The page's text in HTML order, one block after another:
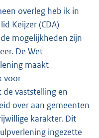
overleg heb ik in
Keijzer (CDA)
mogelijkheden zijn
De Wet
maakt
voor
vaststelling en
over aan gemeenten
karakter. Dit
ingezette